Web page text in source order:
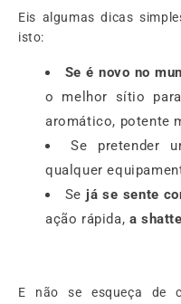
Eis algumas dicas
isto:
Se é novo no
o melhor sítio
aromático, potente
Se pretender
qualquer
Se já se sente
ação rápida, a
E não se esqueça de